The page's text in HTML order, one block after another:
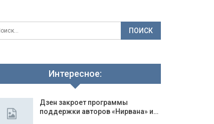
Интересное:
Дзен закроет программы
поддержки авторов «Нирвана» и…